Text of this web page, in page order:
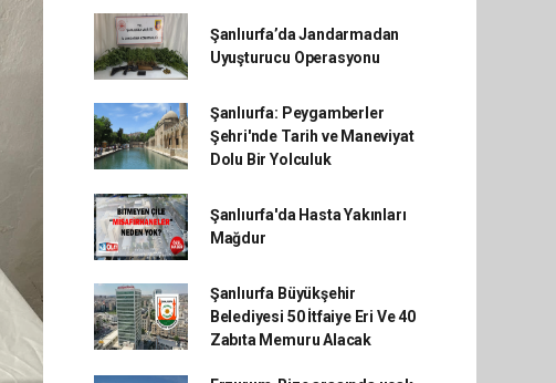
Şanlıurfa’da Jandarmadan
Uyuşturucu Operasyonu
Şanlıurfa: Peygamberler
Şehri'nde Tarih ve Maneviyat
Dolu Bir Yolculuk
Şanlıurfa'da Hasta Yakınları
Mağdur
Şanlıurfa Büyükşehir
Belediyesi 50 İtfaiye Eri Ve 40
Zabıta Memuru Alacak